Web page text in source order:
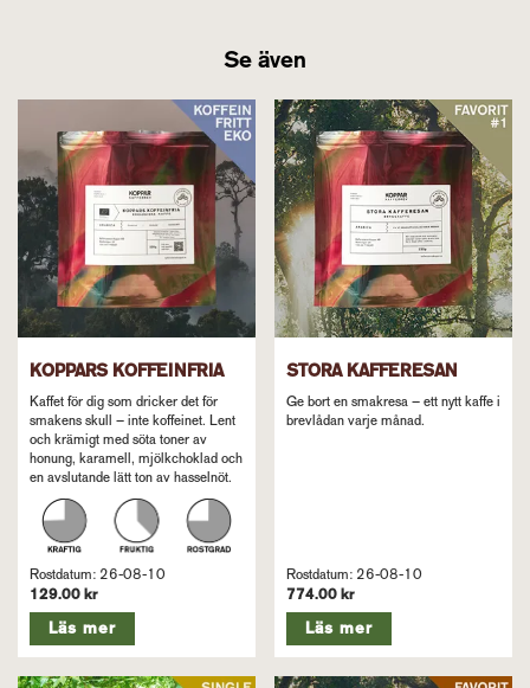
Se även
KOPPARS KOFFEINFRIA
Kaffet för dig som dricker det för
smakens skull – inte koffeinet. Lent
och krämigt med söta toner av
honung, karamell, mjölkchoklad och
en avslutande lätt ton av hasselnöt.
Rostdatum: 26-08-10
129.00 kr
Läs mer
STORA KAFFERESAN
Ge bort en smakresa – ett nytt kaffe i
brevlådan varje månad.
Rostdatum: 26-08-10
774.00 kr
Läs mer